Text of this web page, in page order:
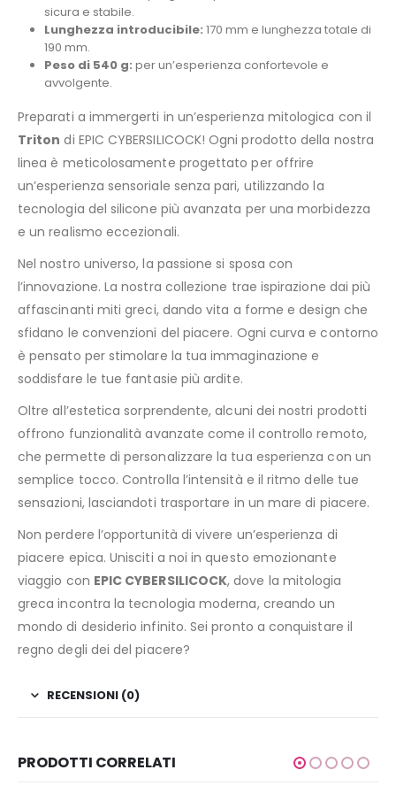
sicura e stabile.
Lunghezza introducibile: 170 mm e lunghezza totale di
190 mm.
Peso di 540 g: per un’esperienza confortevole e
avvolgente.
Preparati a immergerti in un’esperienza mitologica con il
Triton di EPIC CYBERSILICOCK! Ogni prodotto della nostra
linea è meticolosamente progettato per offrire
un’esperienza sensoriale senza pari, utilizzando la
tecnologia del silicone più avanzata per una morbidezza
e un realismo eccezionali.
Nel nostro universo, la passione si sposa con
l’innovazione. La nostra collezione trae ispirazione dai più
affascinanti miti greci, dando vita a forme e design che
sfidano le convenzioni del piacere. Ogni curva e contorno
è pensato per stimolare la tua immaginazione e
soddisfare le tue fantasie più ardite.
Oltre all’estetica sorprendente, alcuni dei nostri prodotti
offrono funzionalità avanzate come il controllo remoto,
che permette di personalizzare la tua esperienza con un
semplice tocco. Controlla l’intensità e il ritmo delle tue
sensazioni, lasciandoti trasportare in un mare di piacere.
Non perdere l’opportunità di vivere un’esperienza di
piacere epica. Unisciti a noi in questo emozionante
viaggio con EPIC CYBERSILICOCK, dove la mitologia
greca incontra la tecnologia moderna, creando un
mondo di desiderio infinito. Sei pronto a conquistare il
regno degli dei del piacere?
RECENSIONI (0)
PRODOTTI CORRELATI